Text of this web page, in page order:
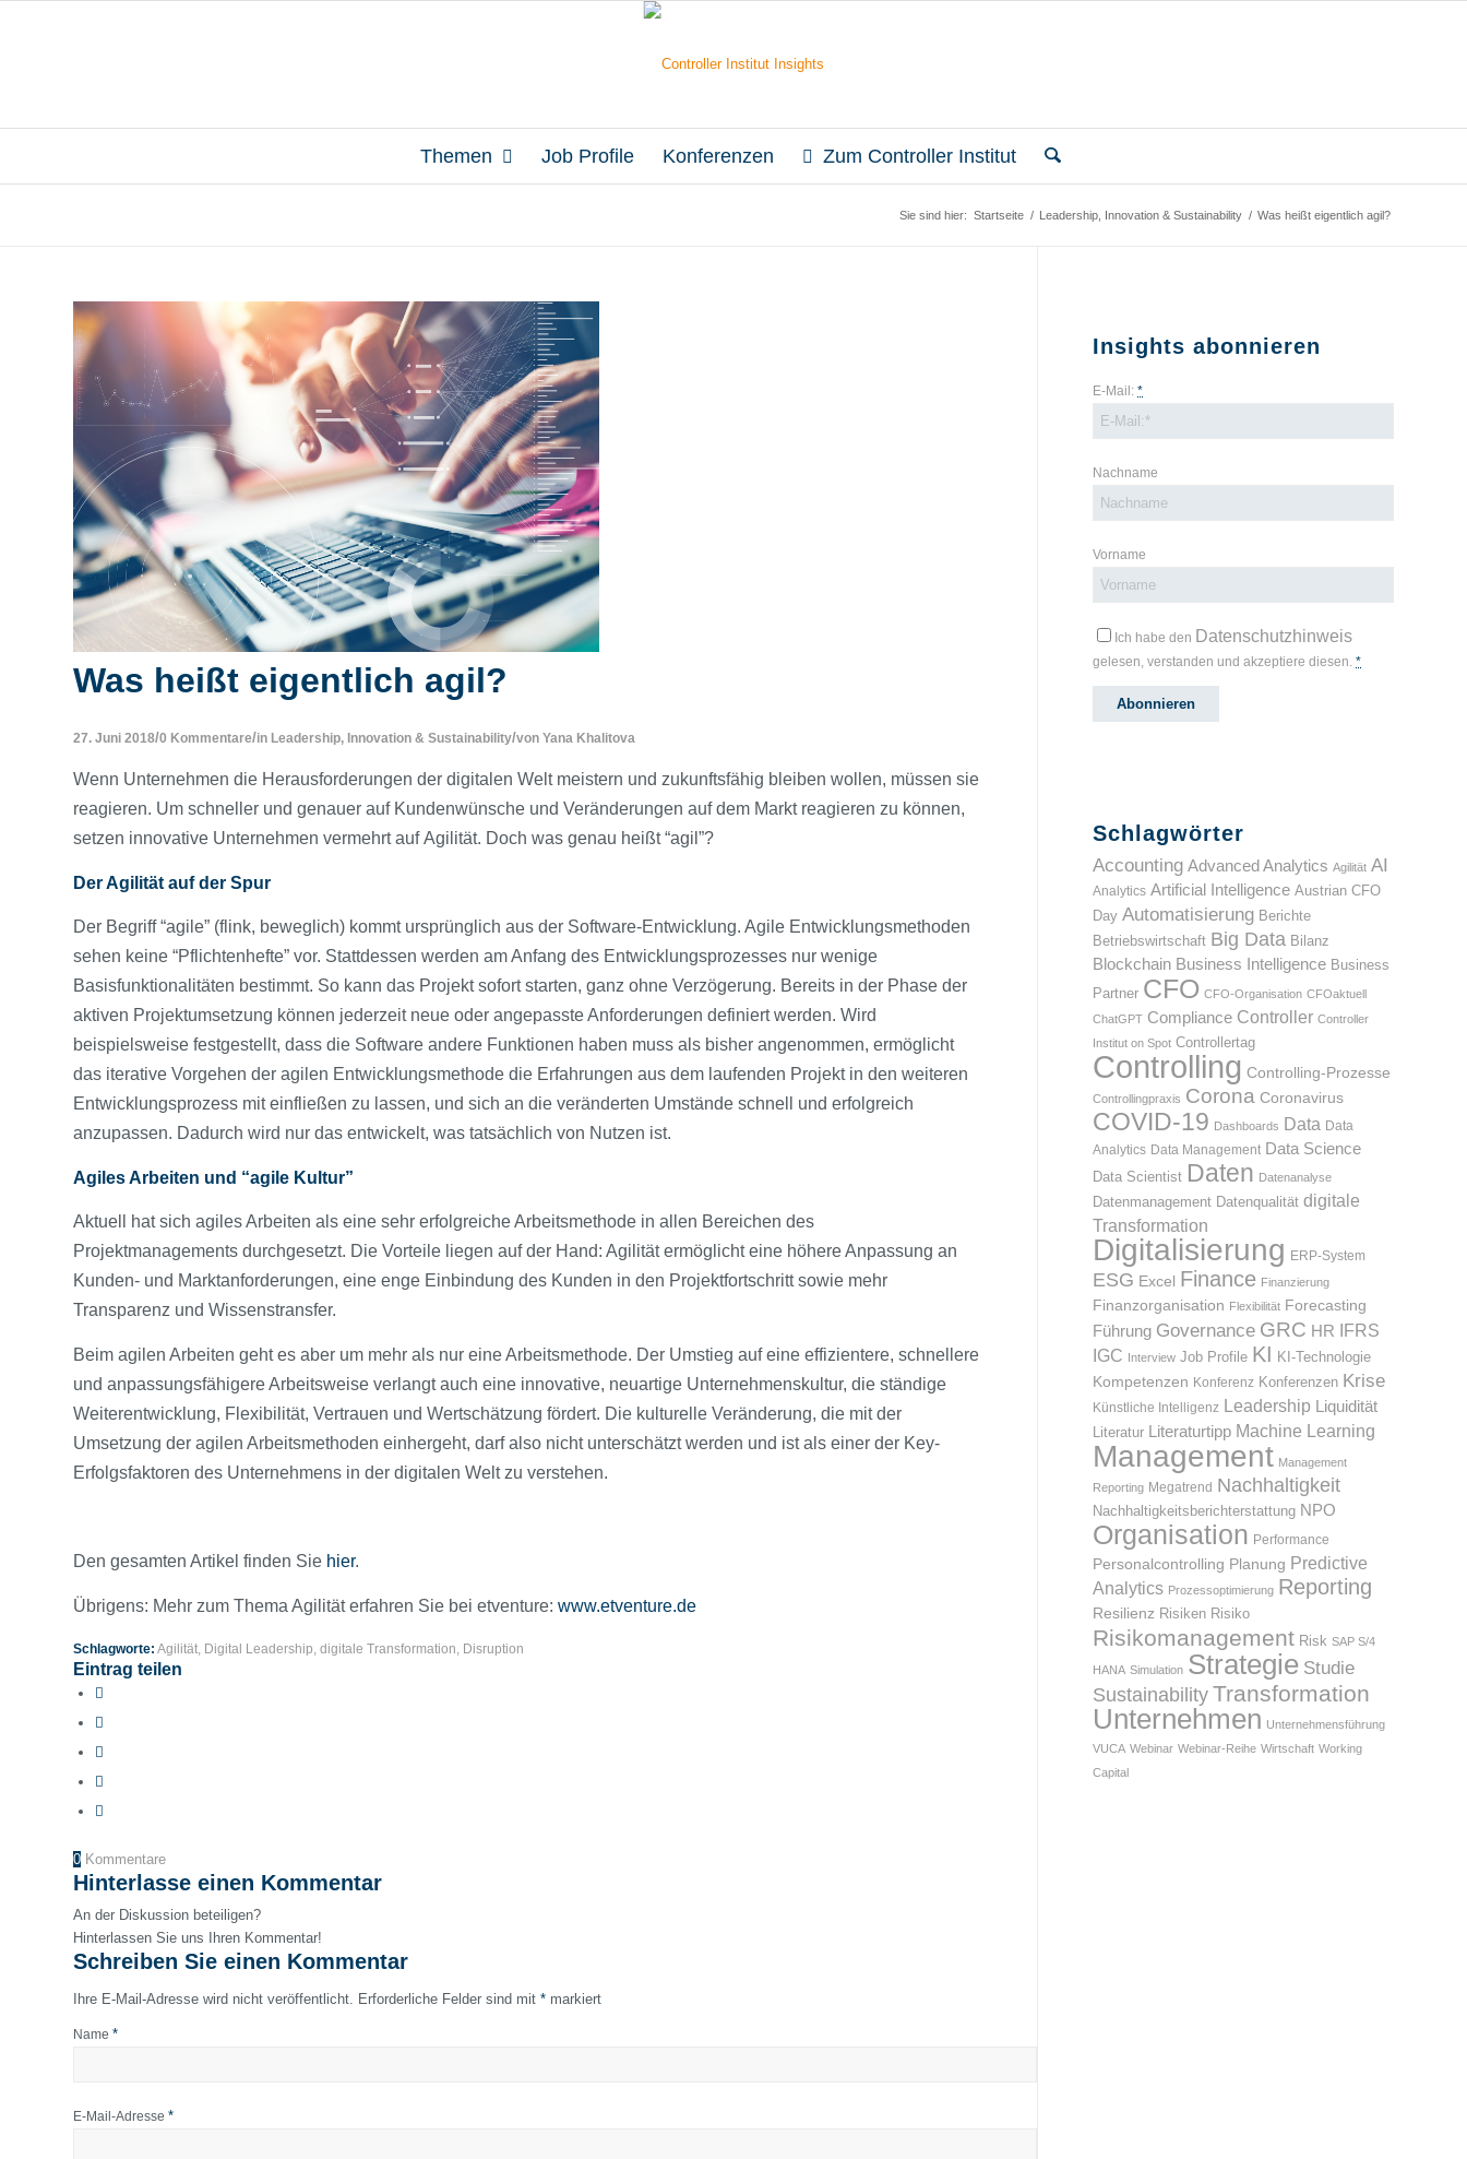
Themen Job Profile Konferenzen Zum Controller Institut
Sie sind hier: Startseite / Leadership, Innovation & Sustainability / Was heißt eigentlich agil?
Was heißt eigentlich agil?
27. Juni 2018/0 Kommentare/in Leadership, Innovation & Sustainability/von Yana Khalitova
Wenn Unternehmen die Herausforderungen der digitalen Welt meistern und zukunftsfähig bleiben wollen, müssen sie
reagieren. Um schneller und genauer auf Kundenwünsche und Veränderungen auf dem Markt reagieren zu können,
setzen innovative Unternehmen vermehrt auf Agilität. Doch was genau heißt “agil”?
Der Agilität auf der Spur
Der Begriff “agile” (flink, beweglich) kommt ursprünglich aus der Software-Entwicklung. Agile Entwicklungsmethoden
sehen keine “Pflichtenhefte” vor. Stattdessen werden am Anfang des Entwicklungsprozesses nur wenige
Basisfunktionalitäten bestimmt. So kann das Projekt sofort starten, ganz ohne Verzögerung. Bereits in der Phase der
aktiven Projektumsetzung können jederzeit neue oder angepasste Anforderungen definiert werden. Wird
beispielsweise festgestellt, dass die Software andere Funktionen haben muss als bisher angenommen, ermöglicht
das iterative Vorgehen der agilen Entwicklungsmethode die Erfahrungen aus dem laufenden Projekt in den weiteren
Entwicklungsprozess mit einfließen zu lassen, und sich an die veränderten Umstände schnell und erfolgreich
anzupassen. Dadurch wird nur das entwickelt, was tatsächlich von Nutzen ist.
Agiles Arbeiten und “agile Kultur”
Aktuell hat sich agiles Arbeiten als eine sehr erfolgreiche Arbeitsmethode in allen Bereichen des
Projektmanagements durchgesetzt. Die Vorteile liegen auf der Hand: Agilität ermöglicht eine höhere Anpassung an
Kunden- und Marktanforderungen, eine enge Einbindung des Kunden in den Projektfortschritt sowie mehr
Transparenz und Wissenstransfer.
Beim agilen Arbeiten geht es aber um mehr als nur eine Arbeitsmethode. Der Umstieg auf eine effizientere, schnellere
und anpassungsfähigere Arbeitsweise verlangt auch eine innovative, neuartige Unternehmenskultur, die ständige
Weiterentwicklung, Flexibilität, Vertrauen und Wertschätzung fördert. Die kulturelle Veränderung, die mit der
Umsetzung der agilen Arbeitsmethoden einhergeht, darf also nicht unterschätzt werden und ist als einer der Key-
Erfolgsfaktoren des Unternehmens in der digitalen Welt zu verstehen.
Den gesamten Artikel finden Sie hier.
Übrigens: Mehr zum Thema Agilität erfahren Sie bei etventure: www.etventure.de
Schlagworte: Agilität Digital Leadership digitale Transformation Disruption
Eintrag teilen
0 Kommentare
Hinterlasse einen Kommentar
An der Diskussion beteiligen?
Hinterlassen Sie uns Ihren Kommentar!
Schreiben Sie einen Kommentar
Ihre E-Mail-Adresse wird nicht veröffentlicht. Erforderliche Felder sind mit * markiert
Name *
E-Mail-Adresse *
Insights abonnieren
E-Mail:*
Nachname
Vorname
Ich habe den Datenschutzhinweis
gelesen, verstanden und akzeptiere diesen.*
Schlagwörter
Accounting Advanced Analytics Agilität AI
Analytics Artificial Intelligence Austrian CFO
Day Automatisierung Berichte
Betriebswirtschaft Big Data Bilanz
Blockchain Business Intelligence Business
Partner CFO CFO-Organisation CFOaktuell
ChatGPT Compliance Controller Controller
Institut on Spot Controllertag
Controlling Controlling-Prozesse
Controllingpraxis Corona Coronavirus
COVID-19 Dashboards Data Data
Analytics Data Management Data Science
Data Scientist Daten Datenanalyse
Datenmanagement Datenqualität digitale
Transformation
Digitalisierung ERP-System
ESG Excel Finance Finanzierung
Finanzorganisation Flexibilität Forecasting
Führung Governance GRC HR IFRS
IGC Interview Job Profile KI KI-Technologie
Kompetenzen Konferenz Konferenzen Krise
Künstliche Intelligenz Leadership Liquidität
Literatur Literaturtipp Machine Learning
Management Management
Reporting Megatrend Nachhaltigkeit
Nachhaltigkeitsberichterstattung NPO
Organisation Performance
Personalcontrolling Planung Predictive
Analytics Prozessoptimierung Reporting
Resilienz Risiken Risiko
Risikomanagement Risk SAP S/4
HANA Simulation Strategie Studie
Sustainability Transformation
Unternehmen Unternehmensführung
VUCA Webinar Webinar-Reihe Wirtschaft Working
Capital